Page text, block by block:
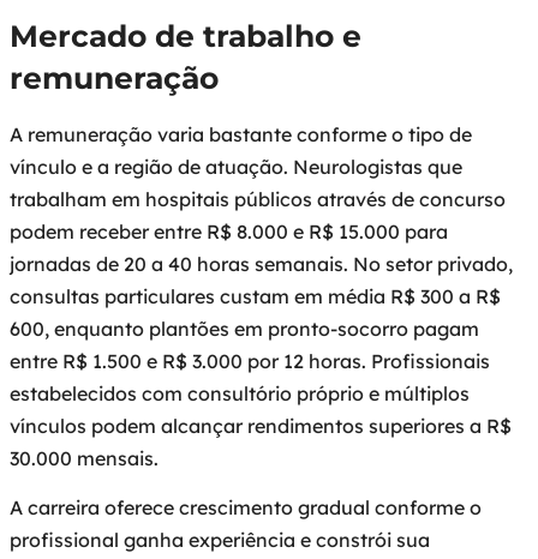
Mercado de trabalho e
remuneração
A remuneração varia bastante conforme o tipo de
vínculo e a região de atuação. Neurologistas que
trabalham em hospitais públicos através de concurso
podem receber entre R$ 8.000 e R$ 15.000 para
jornadas de 20 a 40 horas semanais. No setor privado,
consultas particulares custam em média R$ 300 a R$
600, enquanto plantões em pronto-socorro pagam
entre R$ 1.500 e R$ 3.000 por 12 horas. Profissionais
estabelecidos com consultório próprio e múltiplos
vínculos podem alcançar rendimentos superiores a R$
30.000 mensais.
A carreira oferece crescimento gradual conforme o
profissional ganha experiência e constrói sua